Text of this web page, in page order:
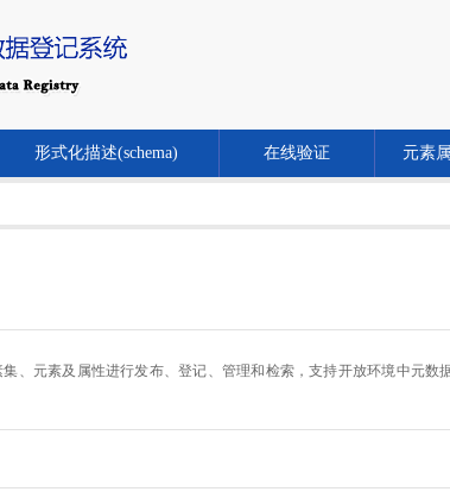
形式化描述(schema) 在线验证 元素
集、元素及属性进行发布、登记、管理和检索，支持开放环境中元